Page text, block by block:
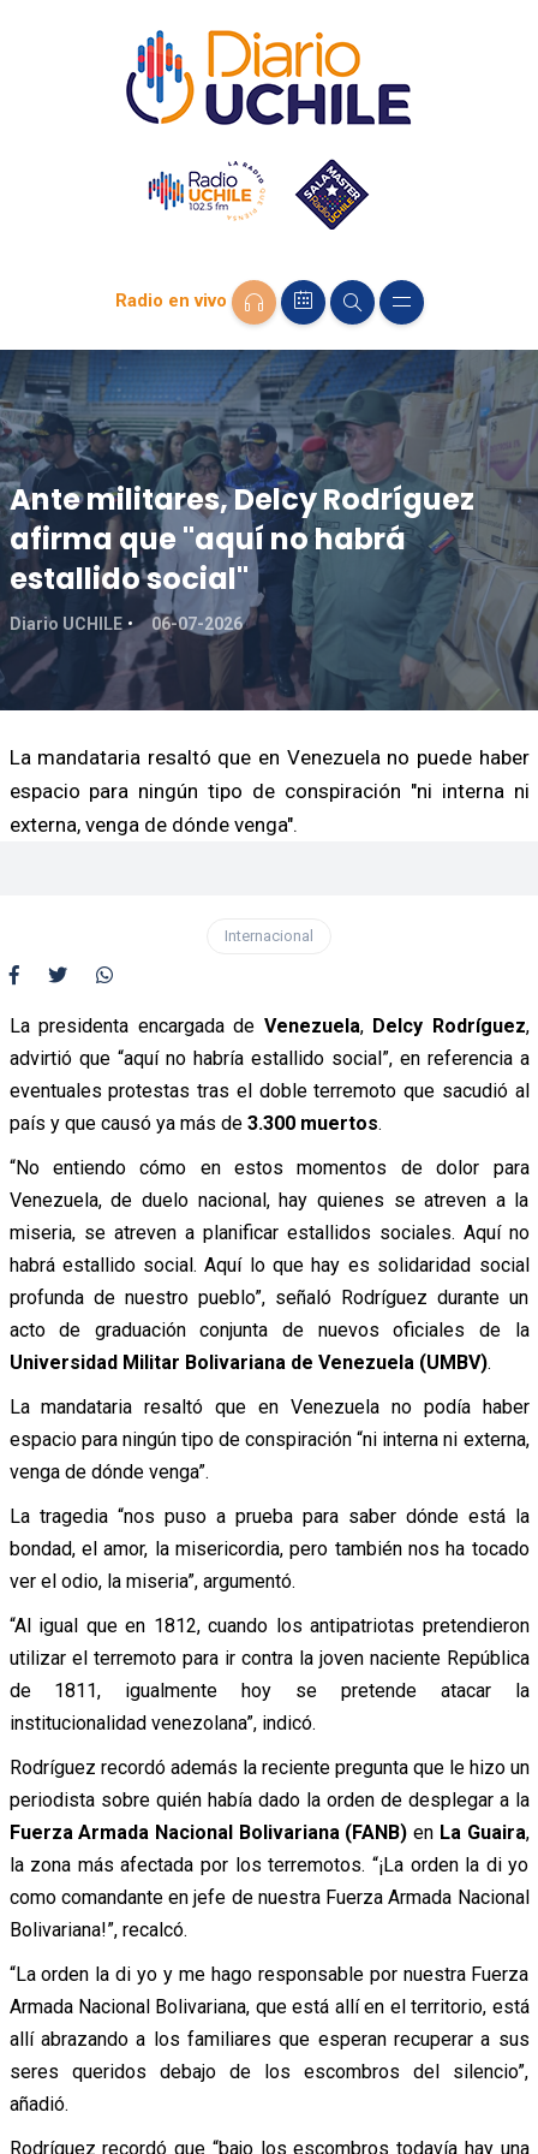
Radio en vivo
Ante militares, Delcy Rodríguez
afirma que "aquí no habrá
estallido social"
Diario UCHILE 06-07-2026
La mandataria resaltó que en Venezuela no puede haber
espacio para ningún tipo de conspiración "ni interna ni
externa, venga de dónde venga".
Internacional
La presidenta encargada de Venezuela, Delcy Rodríguez,
advirtió que “aquí no habría estallido social”, en referencia a
eventuales protestas tras el doble terremoto que sacudió al
país y que causó ya más de 3.300 muertos.
“No entiendo cómo en estos momentos de dolor para
Venezuela, de duelo nacional, hay quienes se atreven a la
miseria, se atreven a planificar estallidos sociales. Aquí no
habrá estallido social. Aquí lo que hay es solidaridad social
profunda de nuestro pueblo”, señaló Rodríguez durante un
acto de graduación conjunta de nuevos oficiales de la
Universidad Militar Bolivariana de Venezuela (UMBV).
La mandataria resaltó que en Venezuela no podía haber
espacio para ningún tipo de conspiración “ni interna ni externa,
venga de dónde venga”.
La tragedia “nos puso a prueba para saber dónde está la
bondad, el amor, la misericordia, pero también nos ha tocado
ver el odio, la miseria”, argumentó.
“Al igual que en 1812, cuando los antipatriotas pretendieron
utilizar el terremoto para ir contra la joven naciente República
de 1811, igualmente hoy se pretende atacar la
institucionalidad venezolana”, indicó.
Rodríguez recordó además la reciente pregunta que le hizo un
periodista sobre quién había dado la orden de desplegar a la
Fuerza Armada Nacional Bolivariana (FANB) en La Guaira,
la zona más afectada por los terremotos. “¡La orden la di yo
como comandante en jefe de nuestra Fuerza Armada Nacional
Bolivariana!”, recalcó.
“La orden la di yo y me hago responsable por nuestra Fuerza
Armada Nacional Bolivariana, que está allí en el territorio, está
allí abrazando a los familiares que esperan recuperar a sus
seres queridos debajo de los escombros del silencio”,
añadió.
Rodríguez recordó que “bajo los escombros todavía hay una